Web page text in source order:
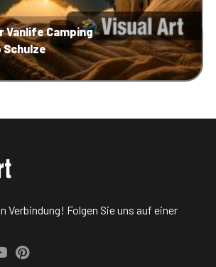
Vanlife Camping
Schulze
Verbindung! Folgen Sie uns auf einer